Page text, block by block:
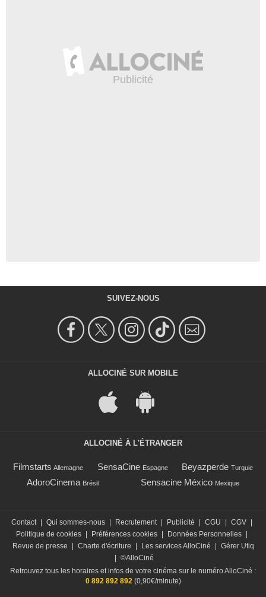
SUIVEZ-NOUS
ALLOCINÉ SUR MOBILE
ALLOCINÉ À L'ÉTRANGER
Filmstarts Allemagne SensaCine Espagne Beyazperde Turquie
AdoroCinema Brésil Sensacine México Mexique
Contact Qui sommes-nous Recrutement Publicité CGU CGV
Politique de cookies
Préférences cookies Données Personnelles
Revue de presse
Charte d'écriture Les services AlloCiné
Gérer Utiq
©AlloCiné
Retrouvez tous les horaires et infos de votre cinéma sur le numéro AlloCiné :
0 892 892 892(0,90€/minute)